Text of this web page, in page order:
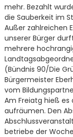
mehr. Bezahlt
die Sauberkeit im
Außer zahlreichen
unserer Bürger
mehrere
(Bündnis 90/Die
Bürgermeister
vom
Am Freiatg hieß es
aufräumen. Den
betriebe der